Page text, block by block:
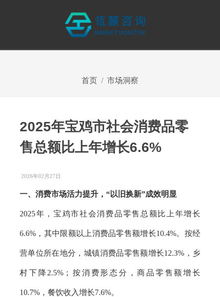
首页 市场洞察
2025年宝鸡市社会消费品零
售总额比上年增长6.6%
2026年02月27日
一、消费市场活力提升，“以旧换新”成效明显
2025年，宝鸡市社会消费品零售总额比上年增长
6.6%，其中限额以上消费品零售额增长10.4%。按经
营单位所在地分，城镇消费品零售额增长12.3%，乡
村下降2.5%；按消费形态分，商品零售额增长
10.7%，餐饮收入增长7.6%。